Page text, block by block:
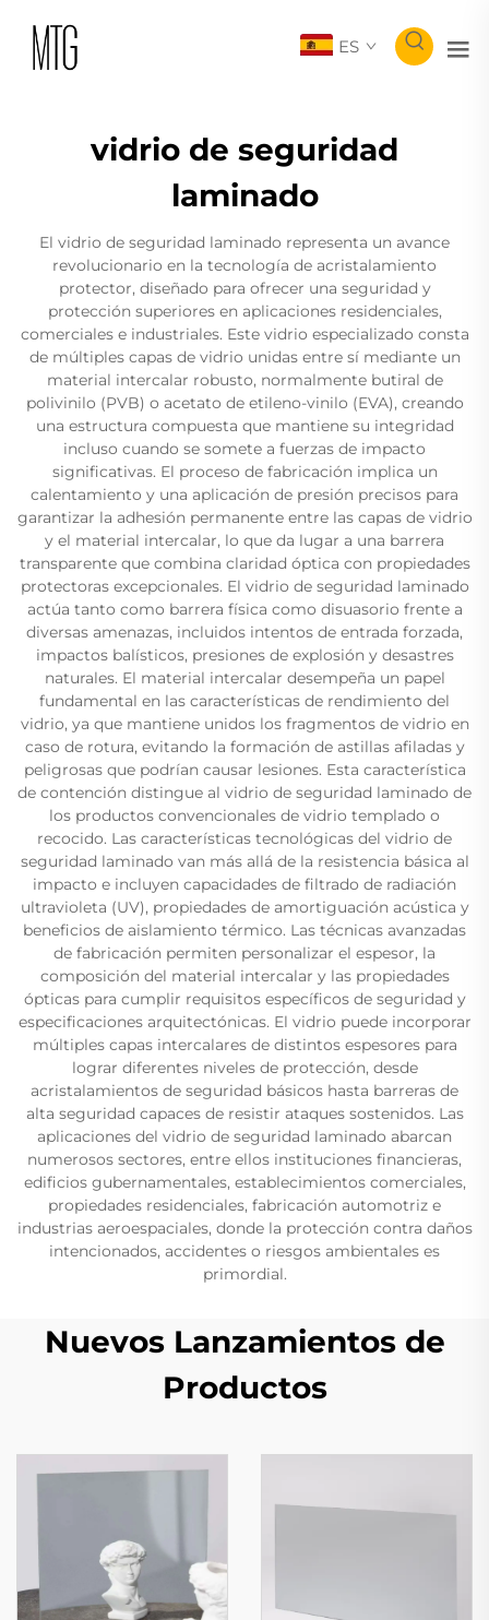
ES
vidrio de seguridad
laminado
El vidrio de seguridad laminado representa un avance
revolucionario en la tecnología de acristalamiento
protector, diseñado para ofrecer una seguridad y
protección superiores en aplicaciones residenciales,
comerciales e industriales. Este vidrio especializado consta
de múltiples capas de vidrio unidas entre sí mediante un
material intercalar robusto, normalmente butiral de
polivinilo (PVB) o acetato de etileno-vinilo (EVA), creando
una estructura compuesta que mantiene su integridad
incluso cuando se somete a fuerzas de impacto
significativas. El proceso de fabricación implica un
calentamiento y una aplicación de presión precisos para
garantizar la adhesión permanente entre las capas de vidrio
y el material intercalar, lo que da lugar a una barrera
transparente que combina claridad óptica con propiedades
protectoras excepcionales. El vidrio de seguridad laminado
actúa tanto como barrera física como disuasorio frente a
diversas amenazas, incluidos intentos de entrada forzada,
impactos balísticos, presiones de explosión y desastres
naturales. El material intercalar desempeña un papel
fundamental en las características de rendimiento del
vidrio, ya que mantiene unidos los fragmentos de vidrio en
caso de rotura, evitando la formación de astillas afiladas y
peligrosas que podrían causar lesiones. Esta característica
de contención distingue al vidrio de seguridad laminado de
los productos convencionales de vidrio templado o
recocido. Las características tecnológicas del vidrio de
seguridad laminado van más allá de la resistencia básica al
impacto e incluyen capacidades de filtrado de radiación
ultravioleta (UV), propiedades de amortiguación acústica y
beneficios de aislamiento térmico. Las técnicas avanzadas
de fabricación permiten personalizar el espesor, la
composición del material intercalar y las propiedades
ópticas para cumplir requisitos específicos de seguridad y
especificaciones arquitectónicas. El vidrio puede incorporar
múltiples capas intercalares de distintos espesores para
lograr diferentes niveles de protección, desde
acristalamientos de seguridad básicos hasta barreras de
alta seguridad capaces de resistir ataques sostenidos. Las
aplicaciones del vidrio de seguridad laminado abarcan
numerosos sectores, entre ellos instituciones financieras,
edificios gubernamentales, establecimientos comerciales,
propiedades residenciales, fabricación automotriz e
industrias aeroespaciales, donde la protección contra daños
intencionados, accidentes o riesgos ambientales es
primordial.
Nuevos Lanzamientos de
Productos